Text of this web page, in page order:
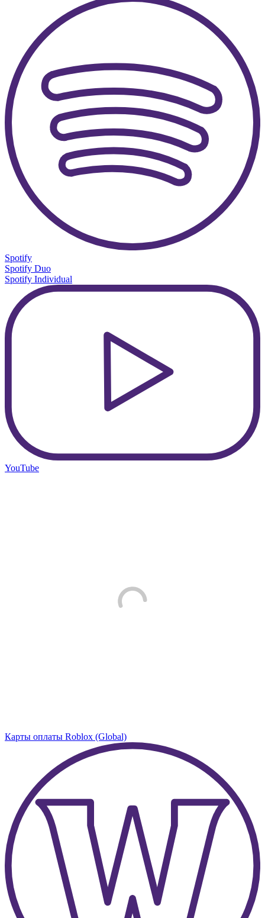
Spotify
Spotify Duo
Spotify Individual
YouTube
Карты оплаты Roblox (Global)